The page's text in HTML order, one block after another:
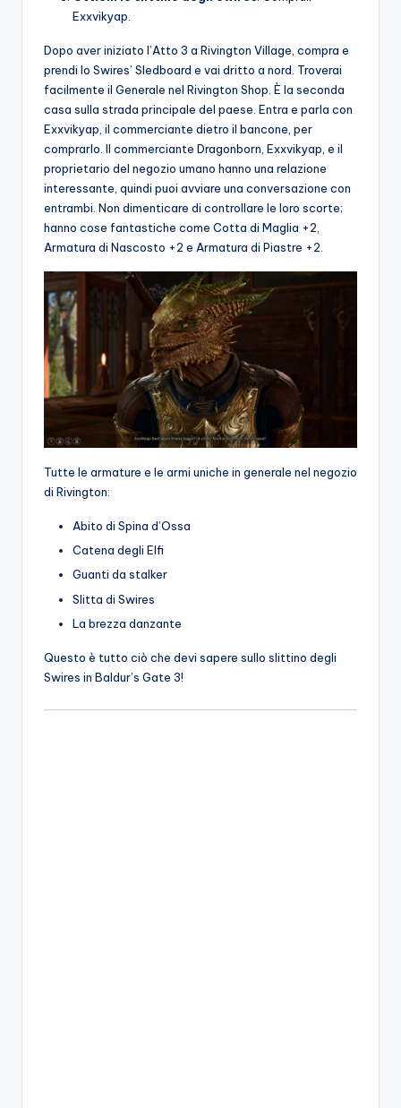
Exxvikyap.
Dopo aver iniziato l’Atto 3 a Rivington Village, compra e
prendi lo Swires’ Sledboard e vai dritto a nord. Troverai
facilmente il Generale nel Rivington Shop. È la seconda
casa sulla strada principale del paese. Entra e parla con
Exxvikyap, il commerciante dietro il bancone, per
comprarlo. Il commerciante Dragonborn, Exxvikyap, e il
proprietario del negozio umano hanno una relazione
interessante, quindi puoi avviare una conversazione con
entrambi. Non dimenticare di controllare le loro scorte;
hanno cose fantastiche come Cotta di Maglia +2,
Armatura di Nascosto +2 e Armatura di Piastre +2.
Tutte le armature e le armi uniche in generale nel negozio
di Rivington:
Abito di Spina d’Ossa
Catena degli Elfi
Guanti da stalker
Slitta di Swires
La brezza danzante
Questo è tutto ciò che devi sapere sullo slittino degli
Swires in Baldur’s Gate 3!